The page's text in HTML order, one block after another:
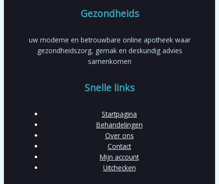
Gezondheids
uw moderne en betrouwbare online apotheek waar
gezondheidszorg, gemak en deskundig advies
samenkomen
Snelle links
Startpagina
Behandelingen
Over ons
Contact
Mijn account
Uitchecken